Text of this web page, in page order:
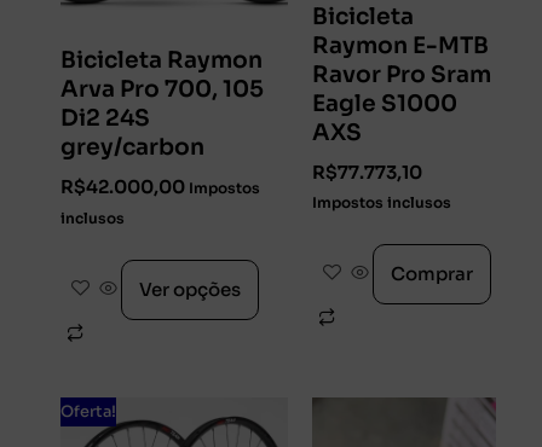
Bicicleta Raymon
Arva Pro 700, 105
Di2 24S
grey/carbon
R$42.000,00 Impostos
inclusos
Ver opções
Bicicleta
Raymon E-MTB
Ravor Pro Sram
Eagle S1000
AXS
R$77.773,10
Impostos inclusos
Comprar
Oferta!